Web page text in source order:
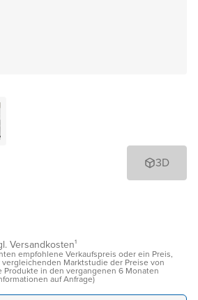
3D
Versandkosten¹
empfohlene Verkaufspreis oder ein Preis,
Marktstudie der Preise von
in den vergangenen 6 Monaten
auf Anfrage)